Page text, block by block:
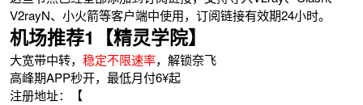
V2rayN、小火箭等客户端中使用，订阅链接有效期24小时。
机场推荐1【精灵学院】
大宽带中转，稳定不限速率，解锁奈飞
高峰期APP秒开，最低月付6¥起
注册地址：【